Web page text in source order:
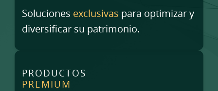
Soluciones exclusivas para optimizar y
diversificar su patrimonio.
PRODUCTOS
PREMIUM